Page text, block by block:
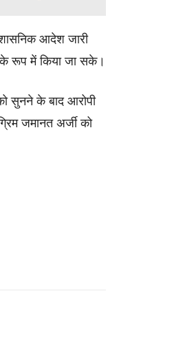
आदेश जारी
के रूप में किया जा सके।
सुनने के बाद आरोपी
जमानत अर्जी को